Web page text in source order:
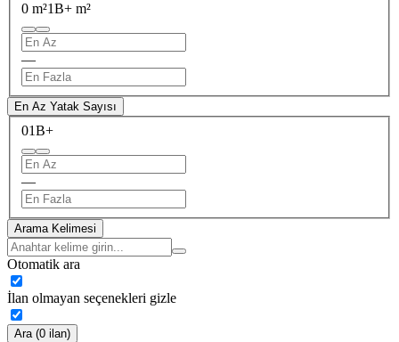
0 m²1B+ m²
—
En Az Yatak Sayısı
01B+
—
Arama Kelimesi
Otomatik ara
İlan olmayan seçenekleri gizle
Ara (0 ilan)